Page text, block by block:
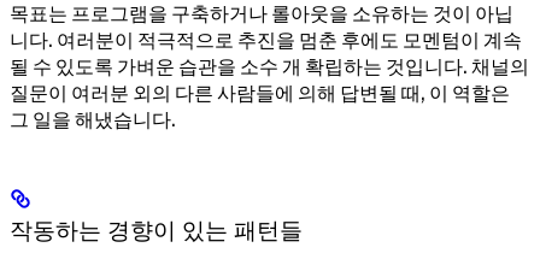
목표는 프로그램을 구축하거나 롤아웃을 소유하는 것이 아닙
니다. 여러분이 적극적으로 추진을 멈춘 후에도 모멘텀이 계속
될 수 있도록 가벼운 습관을 소수 개 확립하는 것입니다. 채널의
질문이 여러분 외의 다른 사람들에 의해 답변될 때, 이 역할은
그 일을 해냈습니다.
작동하는 경향이 있는 패턴들